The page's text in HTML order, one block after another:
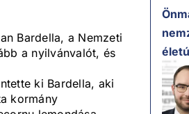
Bardella, a Nemzeti
a nyilvánvalót, és
ki Bardella, aki
kormány